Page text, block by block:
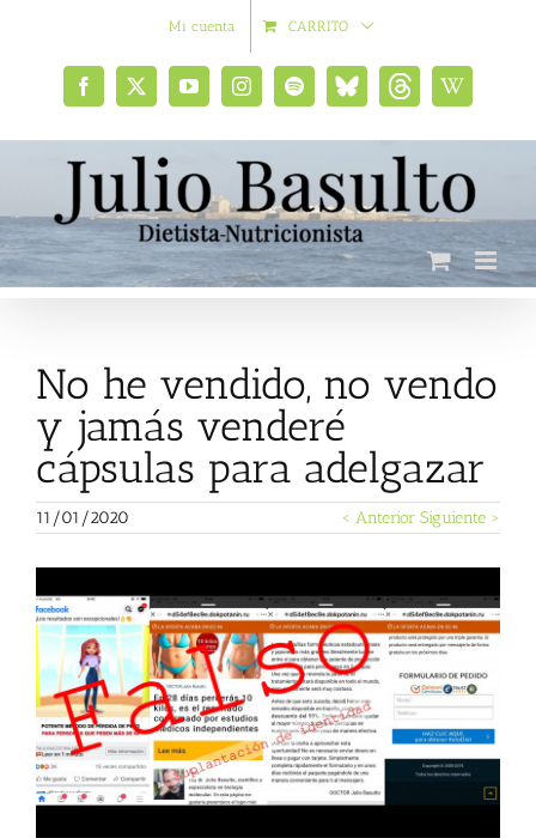
Mi cuenta CARRITO
Facebook
X YouTubeInstagramSpotifyBluesky
social
ThreadsWikipedia
No he vendido, no vendo
y jamás venderé
cápsulas para adelgazar
11/01/2020 < Anterior Siguiente >
imagen
más
grande